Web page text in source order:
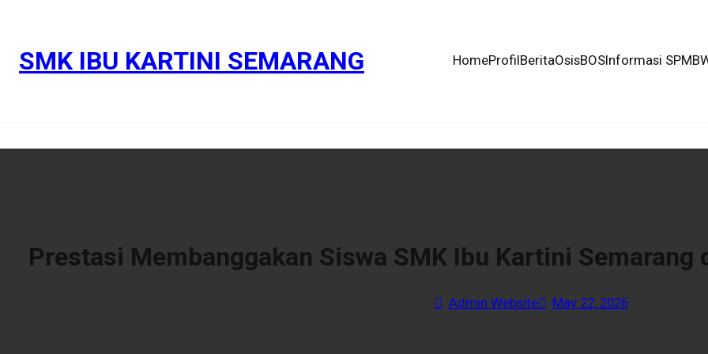
SMK IBU KARTINI SEMARANG HomeProfilBeritaOsisBOSInformasi SPMB
Prestasi Membanggakan Siswa SMK Ibu Kartini Semarang
Admin Website May 22, 2026